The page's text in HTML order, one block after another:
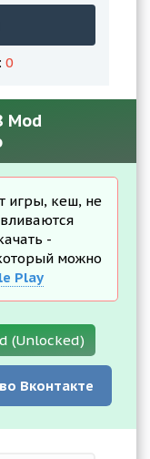
0
Mod
игры, кеш, не
-
можно
Play
(Unlocked)
Вконтакте